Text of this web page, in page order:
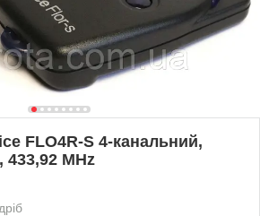
FLO4R-S 4-канальний,
433,92 MHz